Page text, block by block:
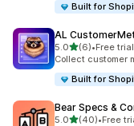
Built for
AL
5.0เต็ม 5 ดาว
(6)
ทั้งหมด 6 รีวิว
•Free
Collect customer
Built for
Bear Specs &
5.0เต็ม 5 ดาว
(40)•Free